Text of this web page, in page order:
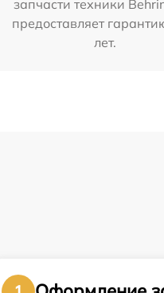
запчасти техники
предоставляет
лет.